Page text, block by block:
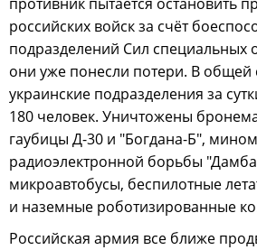
противник пытается остановить
российских войск за счёт
подразделений Сил специальных
они уже понесли потери. В общей
украинские подразделения за
180 человек. Уничтожены
гаубицы Д-30 и "Богдана-Б",
радиоэлектронной борьбы
микроавтобусы, беспилотные
и наземные роботизированные
Российская армия все ближе